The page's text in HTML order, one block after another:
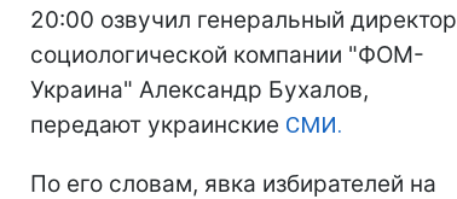
20:00 озвучил генеральный директор
социологической компании "ФОМ-
Украина" Александр Бухалов,
передают украинские СМИ.
По его словам, явка избирателей на